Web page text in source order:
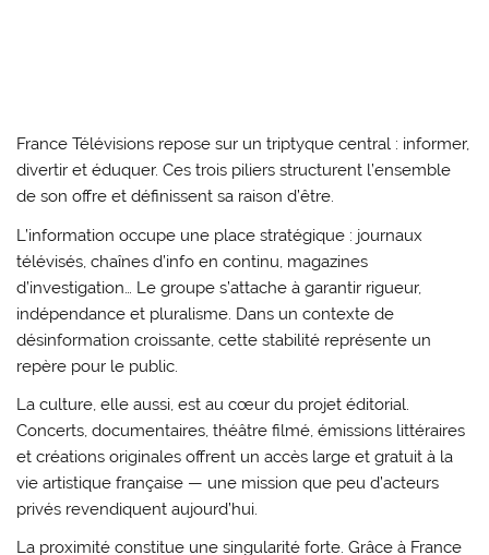
France Télévisions repose sur un triptyque central : informer,
divertir et éduquer. Ces trois piliers structurent l’ensemble
de son offre et définissent sa raison d’être.
L’information occupe une place stratégique : journaux
télévisés, chaînes d’info en continu, magazines
d’investigation… Le groupe s’attache à garantir rigueur,
indépendance et pluralisme. Dans un contexte de
désinformation croissante, cette stabilité représente un
repère pour le public.
La culture, elle aussi, est au cœur du projet éditorial.
Concerts, documentaires, théâtre filmé, émissions littéraires
et créations originales offrent un accès large et gratuit à la
vie artistique française — une mission que peu d’acteurs
privés revendiquent aujourd’hui.
La proximité constitue une singularité forte. Grâce à France